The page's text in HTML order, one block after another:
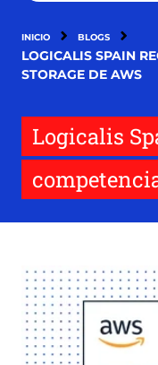
INICIO BLOGS
LOGICALIS SPAIN
STORAGE DE AWS
Logicalis